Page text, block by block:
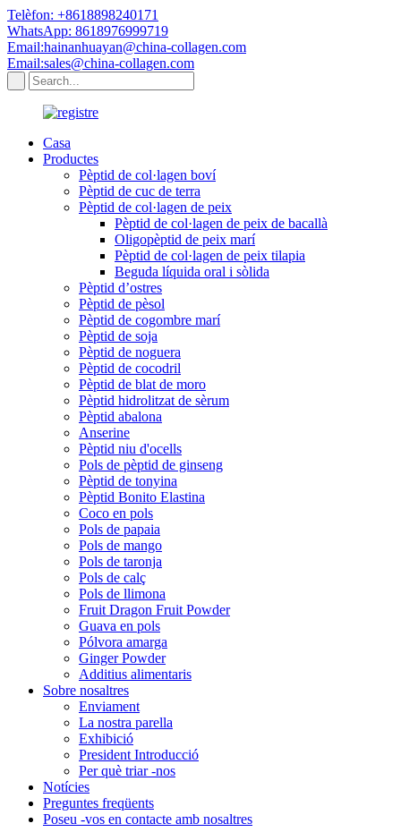
Telèfon: +8618898240171
WhatsApp: 8618976999719
Email:hainanhuayan@china-collagen.com
Email:sales@china-collagen.com
Casa
Productes
Pèptid de col·lagen boví
Pèptid de cuc de terra
Pèptid de col·lagen de peix
Pèptid de col·lagen de peix de bacallà
Oligopèptid de peix marí
Pèptid de col·lagen de peix tilapia
Beguda líquida oral i sòlida
Pèptid d’ostres
Pèptid de pèsol
Pèptid de cogombre marí
Pèptid de soja
Pèptid de noguera
Pèptid de cocodril
Pèptid de blat de moro
Pèptid hidrolitzat de sèrum
Pèptid abalona
Anserine
Pèptid niu d'ocells
Pols de pèptid de ginseng
Pèptid de tonyina
Pèptid Bonito Elastina
Coco en pols
Pols de papaia
Pols de mango
Pols de taronja
Pols de calç
Pols de llimona
Fruit Dragon Fruit Powder
Guava en pols
Pólvora amarga
Ginger Powder
Additius alimentaris
Sobre nosaltres
Enviament
La nostra parella
Exhibició
President Introducció
Per què triar -nos
Notícies
Preguntes freqüents
Poseu -vos en contacte amb nosaltres